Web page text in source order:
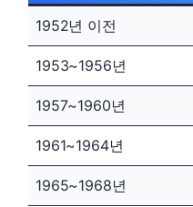
1952년 이전
1953~1956년
1957~1960년
1961~1964년
1965~1968년